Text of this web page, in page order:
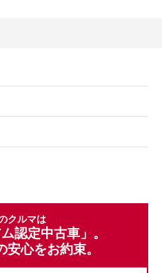
クルマは
認定中古車」。
心をお約束。